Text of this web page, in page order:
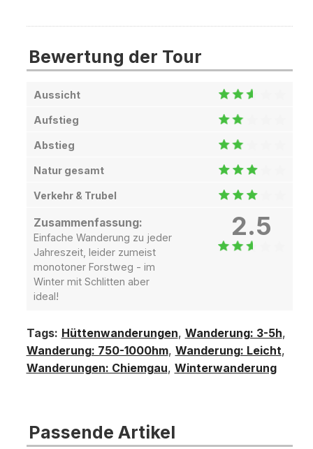
Bewertung der Tour
Aussicht
Aufstieg
Abstieg
Natur gesamt
Verkehr & Trubel
Zusammenfassung:
Einfache Wanderung zu jeder
Jahreszeit, leider zumeist
monotoner Forstweg - im
Winter mit Schlitten aber
ideal!
2.5
Tags: Hüttenwanderungen, Wanderung: 3-5h,
Wanderung: 750-1000hm, Wanderung: Leicht,
Wanderungen: Chiemgau, Winterwanderung
Passende Artikel